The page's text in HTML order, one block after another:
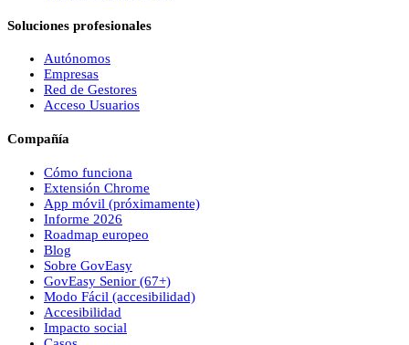
Soluciones profesionales
Autónomos
Empresas
Red de Gestores
Acceso Usuarios
Compañía
Cómo funciona
Extensión Chrome
App móvil (próximamente)
Informe 2026
Roadmap europeo
Blog
Sobre GovEasy
GovEasy Senior (67+)
Modo Fácil (accesibilidad)
Accesibilidad
Impacto social